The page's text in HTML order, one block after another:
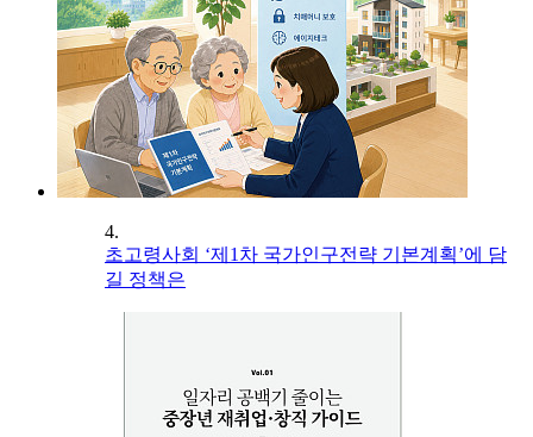
4.
초고령사회 ‘제1차 국가인구전략 기본계획’에 담
길 정책은